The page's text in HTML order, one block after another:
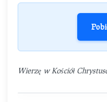
Wierzę w Kościół